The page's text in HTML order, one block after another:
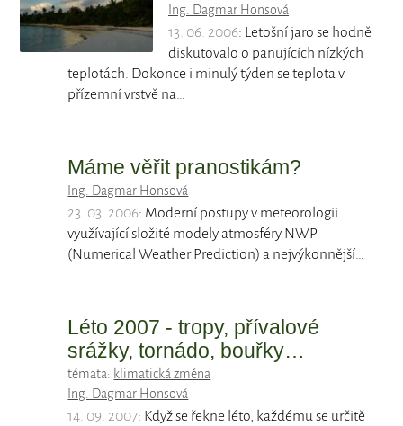
Ing. Dagmar Honsová
13. 06. 2006: Letošní jaro se hodně
diskutovalo o panujících nízkých
teplotách. Dokonce i minulý týden se teplota v
přízemní vrstvě na…
Máme věřit pranostikám?
Ing. Dagmar Honsová
23. 03. 2006: Moderní postupy v meteorologii
využívající složité modely atmosféry NWP
(Numerical Weather Prediction) a nejvýkonnější…
Léto 2007 - tropy, přívalové
srážky, tornádo, bouřky…
témata: klimatická změna
Ing. Dagmar Honsová
14. 09. 2007: Když se řekne léto, každému se určitě